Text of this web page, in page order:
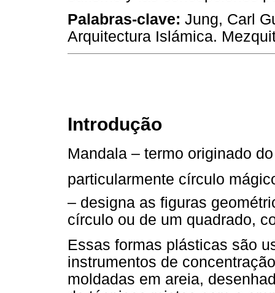
Palabras-clave: Jung, Carl
Arquitectura Islámica.
Introdução
Mandala – termo originado
particularmente círculo
– designa as figuras
círculo ou de um quadrado,
Essas formas plásticas são
instrumentos de
moldadas em areia,